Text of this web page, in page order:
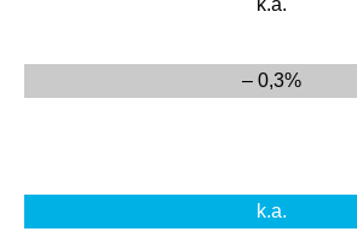
k.a.
– 0,3%
k.a.